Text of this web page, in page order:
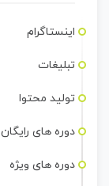
اینستاگرام
تبلیغات
تولید محتوا
دوره های رایگان
دوره های ویژه